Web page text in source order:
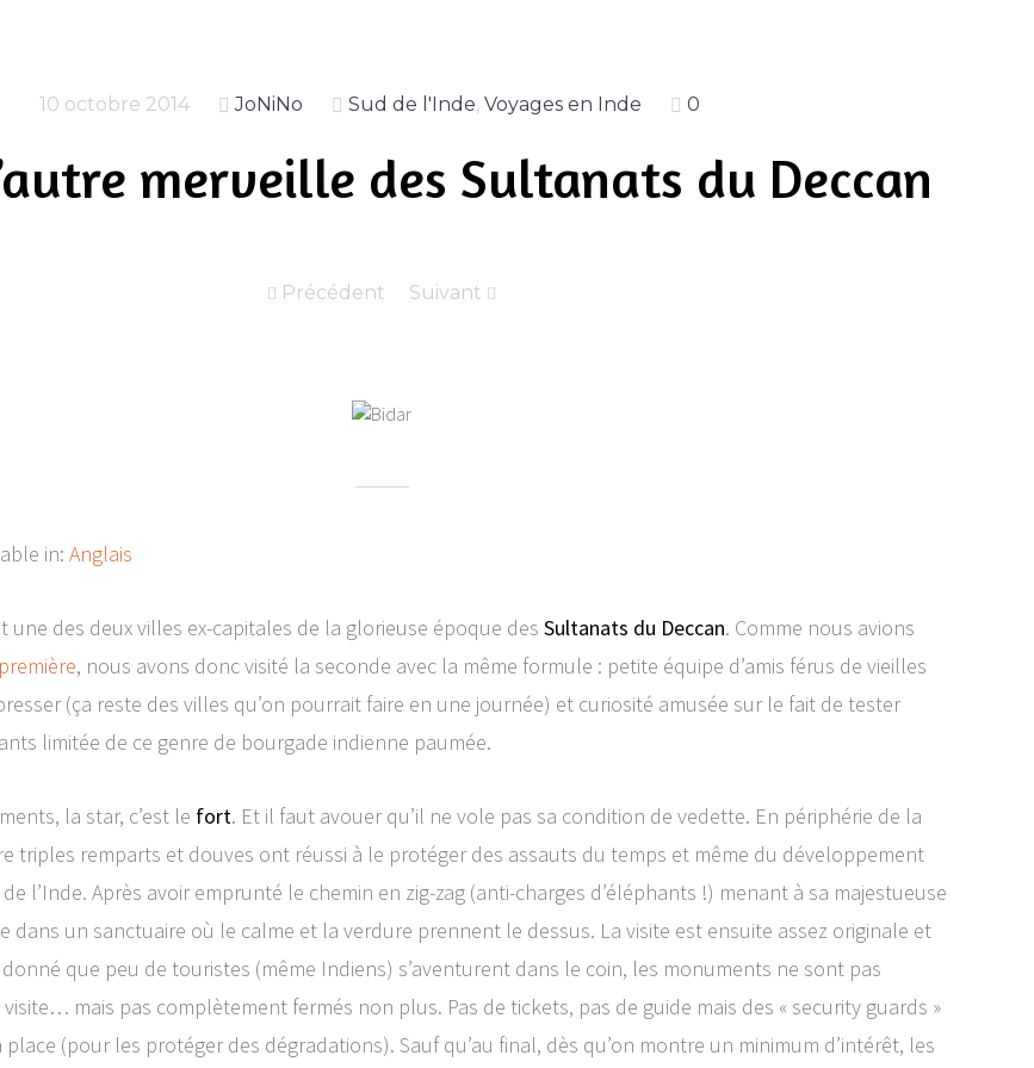
10 octobre 2014 JoNiNo Sud de l'Inde, Voyages en Inde 0
merveille des Sultanats du Deccan
Précédent Suivant
in: Anglais
une des deux villes ex-capitales de la glorieuse époque des Sultanats du Deccan. Comme nous avions
, nous avons donc visité la seconde avec la même formule : petite équipe d’amis férus de vieilles
(ça reste des villes qu’on pourrait faire en une journée) et curiosité amusée sur le fait de tester
limitée de ce genre de bourgade indienne paumée.
la star, c’est le fort. Et il faut avouer qu’il ne vole pas sa condition de vedette. En périphérie de la
triples remparts et douves ont réussi à le protéger des assauts du temps et même du développement
l’Inde. Après avoir emprunté le chemin en zig-zag (anti-charges d’éléphants !) menant à sa majestueuse
dans un sanctuaire où le calme et la verdure prennent le dessus. La visite est ensuite assez originale et
que peu de touristes (même Indiens) s’aventurent dans le coin, les monuments ne sont pas
mais pas complètement fermés non plus. Pas de tickets, pas de guide mais des « security guards »
(pour les protéger des dégradations). Sauf qu’au final, dès qu’on montre un minimum d’intérêt, les